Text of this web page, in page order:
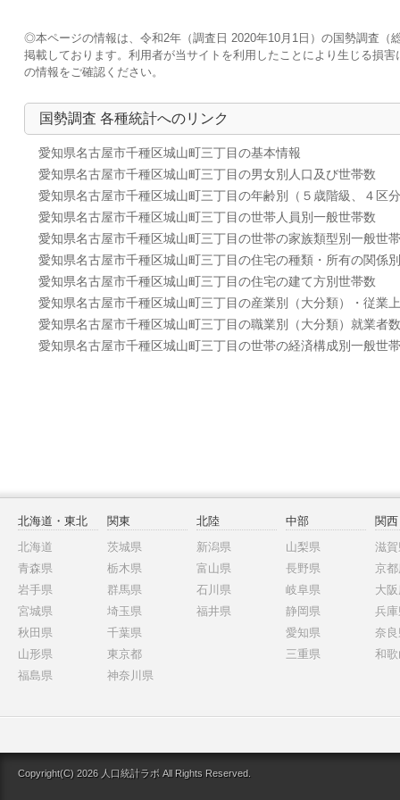
◎本ページの情報は、令和2年（調査日 2020年10月1日）の国勢調査（
掲載しております。利用者が当サイトを利用したことにより生じる損
の情報をご確認ください。
国勢調査 各種統計へのリンク
愛知県名古屋市千種区城山町三丁目の基本情報
愛知県名古屋市千種区城山町三丁目の男女別人口及び世帯数
愛知県名古屋市千種区城山町三丁目の年齢別（５歳階級、４区
愛知県名古屋市千種区城山町三丁目の世帯人員別一般世帯数
愛知県名古屋市千種区城山町三丁目の世帯の家族類型別一般世
愛知県名古屋市千種区城山町三丁目の住宅の種類・所有の関係
愛知県名古屋市千種区城山町三丁目の住宅の建て方別世帯数
愛知県名古屋市千種区城山町三丁目の産業別（大分類）・従業
愛知県名古屋市千種区城山町三丁目の職業別（大分類）就業者数
愛知県名古屋市千種区城山町三丁目の世帯の経済構成別一般世
北海道・東北
北海道
青森県
岩手県
宮城県
秋田県
山形県
福島県
関東
茨城県
栃木県
群馬県
埼玉県
千葉県
東京都
神奈川県
北陸
新潟県
富山県
石川県
福井県
中部
山梨県
長野県
岐阜県
静岡県
愛知県
三重県
関西
滋賀
京
大
兵庫
奈良
和
Copyright(C) 2026 人口統計ラボ All Rights Reserved.